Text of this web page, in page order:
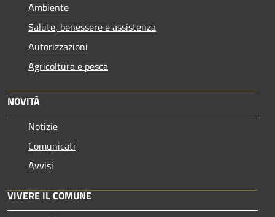
Ambiente
Salute, benessere e assistenza
Autorizzazioni
Agricoltura e pesca
NOVITÀ
Notizie
Comunicati
Avvisi
VIVERE IL COMUNE